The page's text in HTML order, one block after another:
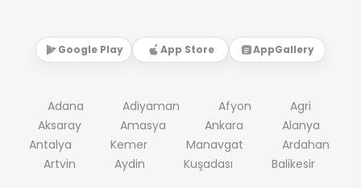
Google Play App Store AppGallery
Adana Adiyaman Afyon
Agri
Aksaray
Amasya Ankara
Alanya
Antalya
Kemer Manavgat
Ardahan
Artvin
Aydin Kuşadası Balikesir